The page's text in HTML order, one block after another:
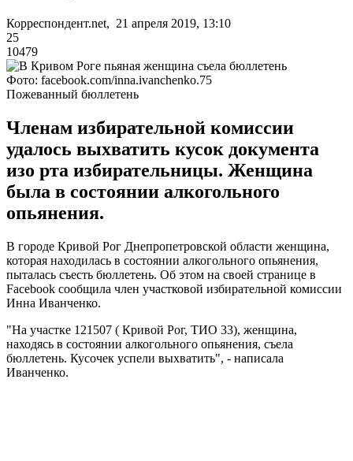
Корреспондент.net, 21 апреля 2019, 13:10
25
10479
Фото: facebook.com/inna.ivanchenko.75
Пожеванный бюллетень
Членам избирательной комиссии
удалось выхватить кусок документа
изо рта избирательницы. Женщина
была в состоянии алкогольного
опьянения.
В городе Кривой Рог Днепропетровской области женщина,
которая находилась в состоянии алкогольного опьянения,
пыталась съесть бюллетень. Об этом на своей странице в
Facebook сообщила член участковой избирательной комиссии
Инна Иванченко.
"На участке 121507 ( Кривой Рог, ТИО 33), женщина,
находясь в состоянии алкогольного опьянения, съела
бюллетень. Кусочек успели выхватить", - написала
Иванченко.